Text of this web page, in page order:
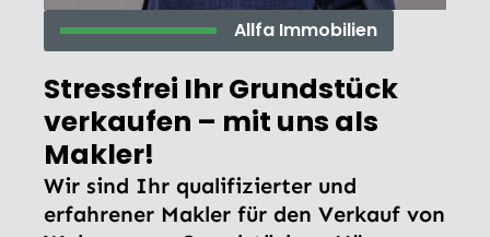
Allfa Immobilien
Stressfrei Ihr Grundstück
verkaufen – mit uns als
Makler!
Wir sind Ihr qualifizierter und
erfahrener Makler für den Verkauf von